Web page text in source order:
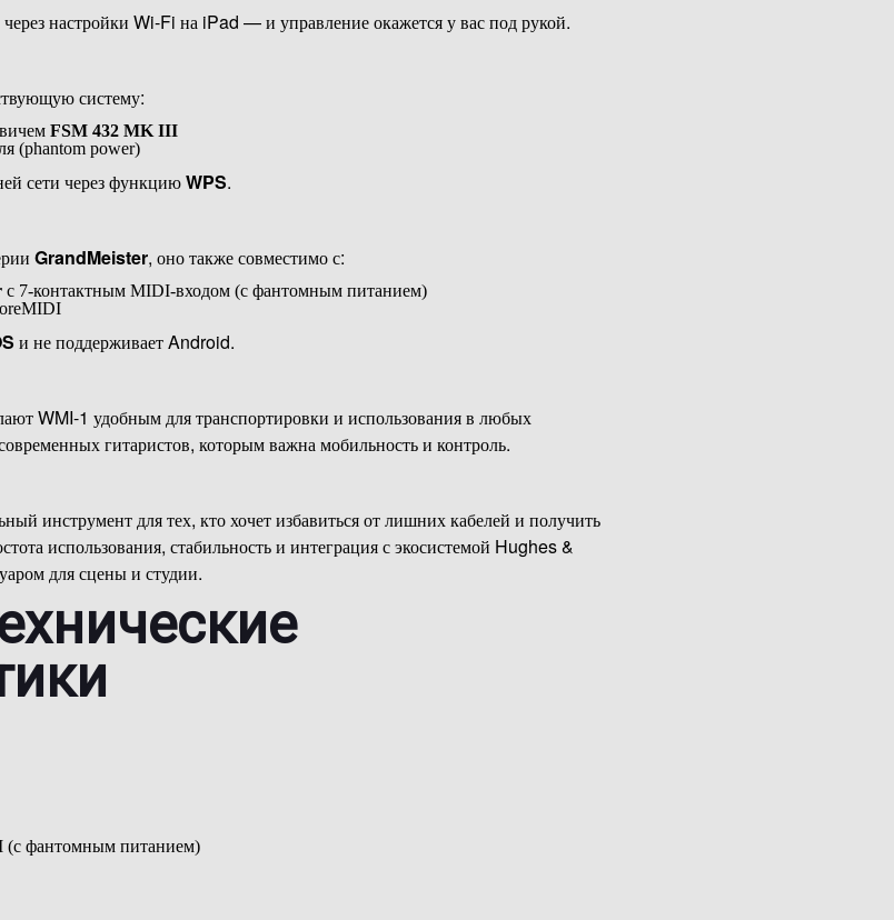
настройки Wi-Fi на iPad — и управление окажется у вас под рукой.
систему:
FSM 432 MK III
(phantom power)
сети через функциюWPS.
GrandMeister, оно также совместимо с:
с 7-контактным MIDI-входом (с фантомным питанием)
и не поддерживает Android.
WMI-1 удобным для транспортировки и использования в любых
гитаристов, которым важна мобильность и контроль.
инструмент для тех, кто хочет избавиться от лишних кабелей и получить
использования, стабильность и интеграция с экосистемой Hughes &
для сцены и студии.
(с фантомным питанием)